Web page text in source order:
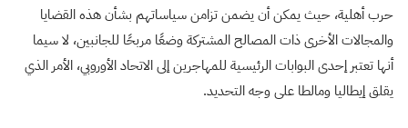
حرب أهلية، حيث يمكن أن يضمن تزامن سياساتهم بشأن هذه القضايا
والمجالات الأخرى ذات المصالح المشتركة وضعًا مربحًا للجانبين، لا سيما
أنها تعتبر إحدى البوابات الرئيسية للمهاجرين إلى الاتحاد الأوروبي، الأمر الذي
يقلق إيطاليا ومالطا على وجه التحديد.